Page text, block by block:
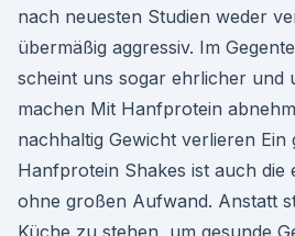
nach neuesten Studien weder
übermäßig aggressiv. Im
scheint uns sogar ehrlicher und
machen Mit Hanfprotein
nachhaltig Gewicht verlieren
Hanfprotein Shakes ist auch die
ohne großen Aufwand. Anstatt
Küche zu stehen, um gesunde